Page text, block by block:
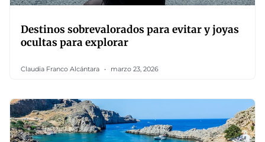
Destinos sobrevalorados para evitar y joyas
ocultas para explorar
Claudia Franco Alcántara marzo 23, 2026